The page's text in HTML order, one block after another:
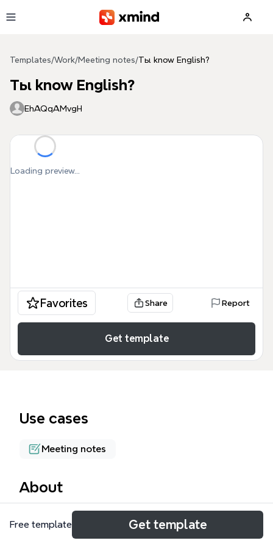
Templates/Work/Meeting notes/Ты know English?
Ты know English?
EhAQqAMvgH
Loading preview...
Favorites Share Report
Get template
Use cases
Meeting notes
About
Эта mind map «Ты know English» содержит 72
узла и охватывает ключевые аспекты
Free template Get template